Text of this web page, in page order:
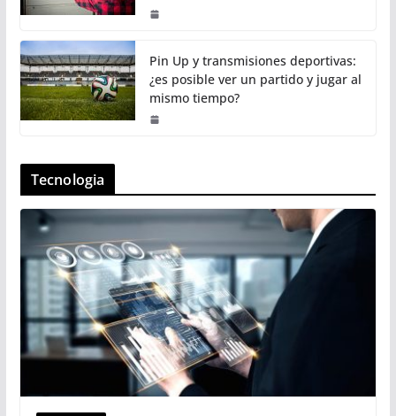
Pin Up y transmisiones deportivas:
¿es posible ver un partido y jugar al
mismo tiempo?
Tecnologia